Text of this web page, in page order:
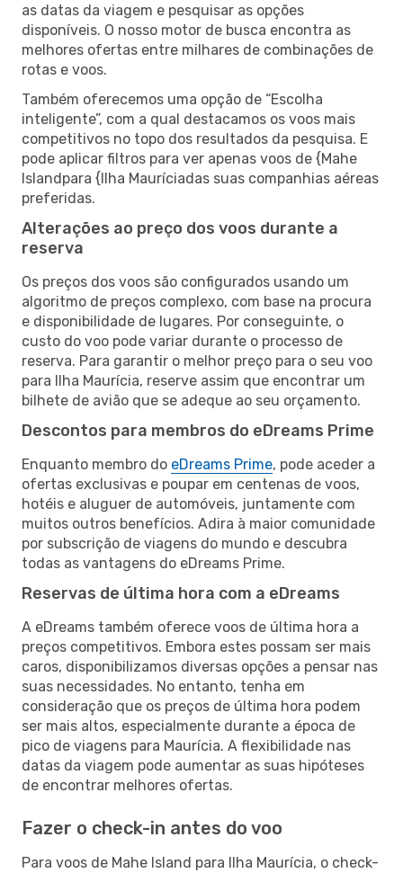
as datas da viagem e pesquisar as opções
disponíveis. O nosso motor de busca encontra as
melhores ofertas entre milhares de combinações de
rotas e voos.
Também oferecemos uma opção de “Escolha
inteligente”, com a qual destacamos os voos mais
competitivos no topo dos resultados da pesquisa. E
pode aplicar filtros para ver apenas voos de {Mahe
Islandpara {Ilha Mauríciadas suas companhias aéreas
preferidas.
Alterações ao preço dos voos durante a
reserva
Os preços dos voos são configurados usando um
algoritmo de preços complexo, com base na procura
e disponibilidade de lugares. Por conseguinte, o
custo do voo pode variar durante o processo de
reserva. Para garantir o melhor preço para o seu voo
para Ilha Maurícia, reserve assim que encontrar um
bilhete de avião que se adeque ao seu orçamento.
Descontos para membros do eDreams Prime
Enquanto membro do eDreams Prime, pode aceder a
ofertas exclusivas e poupar em centenas de voos,
hotéis e aluguer de automóveis, juntamente com
muitos outros benefícios. Adira à maior comunidade
por subscrição de viagens do mundo e descubra
todas as vantagens do eDreams Prime.
Reservas de última hora com a eDreams
A eDreams também oferece voos de última hora a
preços competitivos. Embora estes possam ser mais
caros, disponibilizamos diversas opções a pensar nas
suas necessidades. No entanto, tenha em
consideração que os preços de última hora podem
ser mais altos, especialmente durante a época de
pico de viagens para Maurícia. A flexibilidade nas
datas da viagem pode aumentar as suas hipóteses
de encontrar melhores ofertas.
Fazer o check-in antes do voo
Para voos de Mahe Island para Ilha Maurícia, o check-